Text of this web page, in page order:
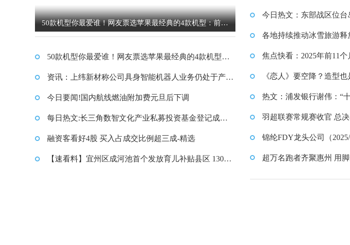
50款机型你最爱谁！网友票选苹果最经典的4款机型：前三
50款机型你最爱谁！网友票选苹果最经典的4款机型：
前三名都是真神|每日观点
资讯：上纬新材称公司具身智能机器人业务仍处于产品
开发阶段，尚未实现量产及规模化销售
今日要闻!国内航线燃油附加费元旦后下调
每日热文:长三角数智文化产业私募投资基金登记成
立，出资额30.03亿
融资客看好4股 买入占成交比例超三成-精选
【速看料】宜州区成河池首个发放育儿补贴县区 13000
司100%股权
公司100%股权
今日热文：东部战区位
中对抗、信息支援等科目
各地持续推动冰雪旅游释
焦点快看：2025年前11
63万亿元
《恋人》要空降？造型
我耀眼》吗
热文：浦发银行谢伟：“
成三个关键升级 AI的价
的重塑
羽超联赛常规赛收官 总
锦纶FDY龙头公司（
超万名跑者齐聚惠州 用
讯